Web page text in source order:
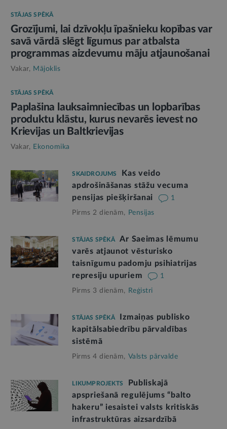
STĀJAS SPĒKĀ
Grozījumi, lai dzīvokļu īpašnieku kopības var
savā vārdā slēgt līgumus par atbalsta
programmas aizdevumu māju atjaunošanai
Vakar, Mājoklis
STĀJAS SPĒKĀ
Paplašina lauksaimniecības un lopbarības
produktu klāstu, kurus nevarēs ievest no
Krievijas un Baltkrievijas
Vakar, Ekonomika
SKAIDROJUMS
Kas veido
apdrošināšanas stāžu vecuma
pensijas piešķiršanai
1
Pirms 2 dienām, Pensijas
STĀJAS SPĒKĀ
Ar Saeimas lēmumu
varēs atjaunot vēsturisko
taisnīgumu padomju psihiatrijas
represiju upuriem
1
Pirms 3 dienām, Reģistri
STĀJAS SPĒKĀ
Izmaiņas publisko
kapitālsabiedrību pārvaldības
sistēmā
Pirms 4 dienām, Valsts pārvalde
LIKUMPROJEKTS
Publiskajā
apspriešanā regulējums “balto
hakeru” iesaistei valsts kritiskās
infrastruktūras aizsardzībā